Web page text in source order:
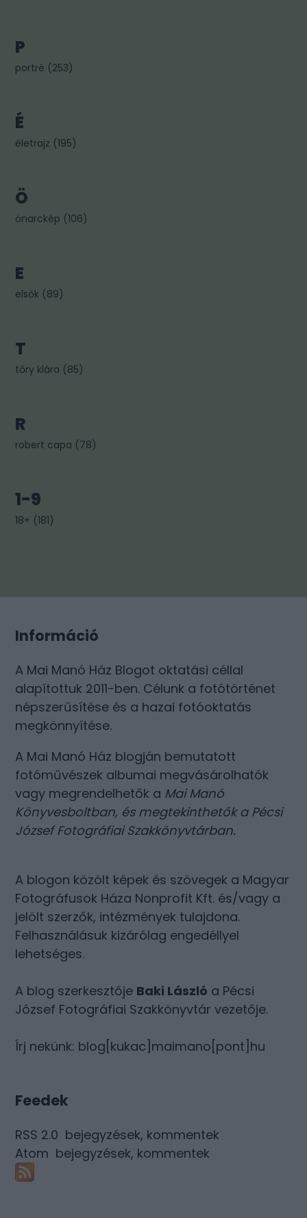
P
portré (253)
É
életrajz (195)
Ö
önarckép (106)
E
elsők (89)
T
tőry klára (85)
R
robert capa (78)
1-9
18+ (181)
Információ
A Mai Manó Ház Blogot oktatási céllal
alapítottuk 2011-ben. Célunk a fotótörténet
népszerűsítése és a hazai fotóoktatás
megkönnyítése.
A Mai Manó Ház blogján bemutatott
fotóművészek albumai megvásárolhatók
vagy megrendelhetők a Mai Manó
Könyvesboltban, és megtekinthetők a Pécsi
József Fotográfiai Szakkönyvtárban.
A blogon közölt képek és szövegek a Magyar
Fotográfusok Háza Nonprofit Kft. és/vagy a
jelölt szerzők, intézmények tulajdona.
Felhasználásuk kizárólag engedéllyel
lehetséges.
A blog szerkesztője Baki László a Pécsi
József Fotográfiai Szakkönyvtár vezetője.
Írj nekünk: blog[kukac]maimano[pont]hu
Feedek
RSS 2.0 bejegyzések, kommentek
Atom bejegyzések, kommentek